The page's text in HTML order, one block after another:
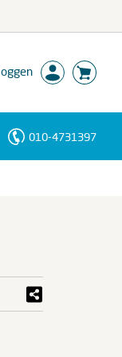
010-4731397